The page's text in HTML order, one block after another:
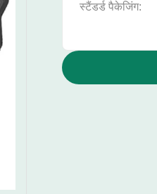
स्टैंडर्ड पैकेजिंग: